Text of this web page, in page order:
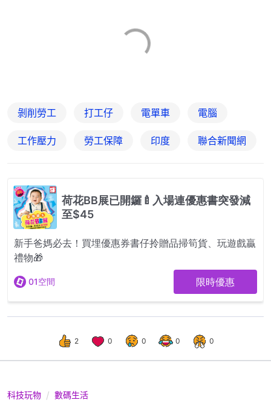
剝削勞工 打工仔 電單車 電腦
工作壓力 勞工保障 印度 聯合新聞網
2 0 0 0 0
科技玩物 數碼生活